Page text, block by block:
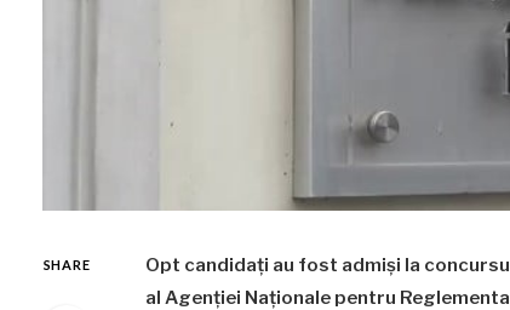
SHARE
Opt candidați au fost admiși la
al Agenției Naționale pentru